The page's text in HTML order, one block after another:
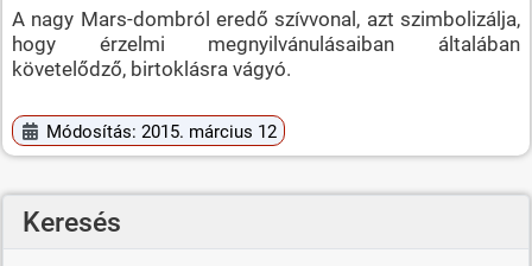
A nagy Mars-dombról eredő szívvonal, azt szimbolizálja,
hogy érzelmi megnyilvánulásaiban általában
követelődző, birtoklásra vágyó.
Módosítás: 2015. március 12
Keresés